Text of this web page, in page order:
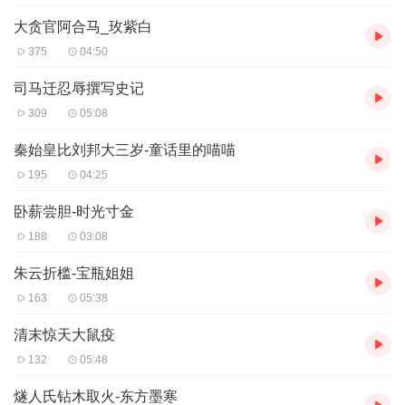
大贪官阿合马_玫紫白
375 04:50
司马迁忍辱撰写史记
309 05:08
秦始皇比刘邦大三岁-童话里的喵喵
195 04:25
卧薪尝胆-时光寸金
188 03:08
朱云折槛-宝瓶姐姐
163 05:38
清末惊天大鼠疫
132 05:48
燧人氏钻木取火-东方墨寒